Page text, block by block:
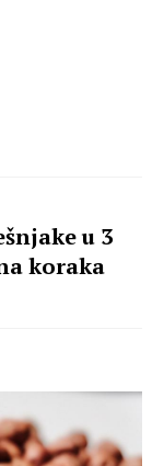
u 3
koraka